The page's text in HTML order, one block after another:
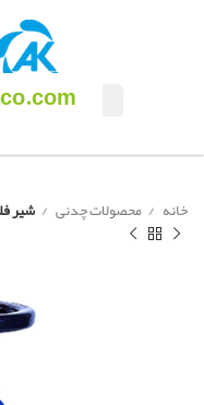
خانه محصولات چدنی شیر